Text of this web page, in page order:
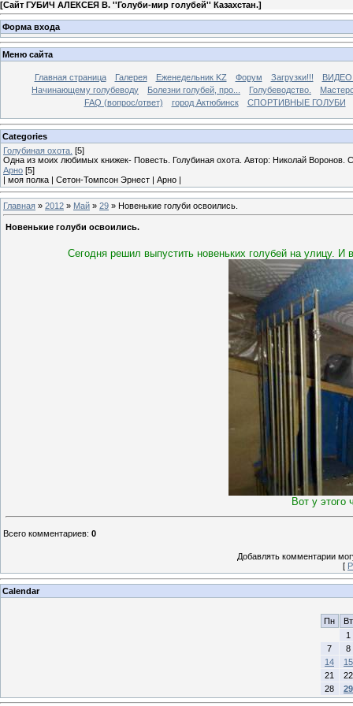
[Сайт ГУБИЧ АЛЕКСЕЯ В. ''Голуби-мир голубей'' Казахстан.]
Форма входа
Меню сайта
Главная страница Галерея Еженедельник KZ Форум Загрузки!!!
Начинающему голубеводу
Болезни голубей, про... Голубеводство.
FAQ (вопрос/ответ)
город Актюбинск СПОРТИВНЫЕ ГОЛУБИ
Categories
Голубиная охота. [5]
Одна из моих любимых книжек- Повесть. Голубиная охота. Автор: Николай Воронов.
Арно [5]
| моя полка | Сетон-Томпсон Эрнест | Арно |
Главная » 2012 » Май » 29 » Новенькие голуби освоились.
Новенькие голуби освоились.
Сегодня решил выпустить новеньких голубей на улицу.
Вот у этого
Всего комментариев: 0
Добавлять комментарии
[
Calendar
Пн
Вт
1
7
8
14
15
21
22
28
29